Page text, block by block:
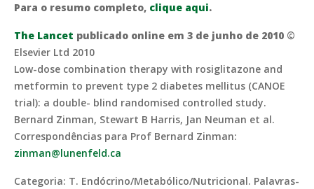
Para o resumo completo, clique aqui.
The Lancet publicado online em 3 de junho de 2010 ©
Elsevier Ltd 2010
Low-dose combination therapy with rosiglitazone and
metformin to prevent type 2 diabetes mellitus (CANOE
trial): a double- blind randomised controlled study.
Bernard Zinman, Stewart B Harris, Jan Neuman et al.
Correspondências para Prof Bernard Zinman:
zinman@lunenfeld.ca
Categoria: T. Endócrino/Metabólico/Nutricional. Palavras-